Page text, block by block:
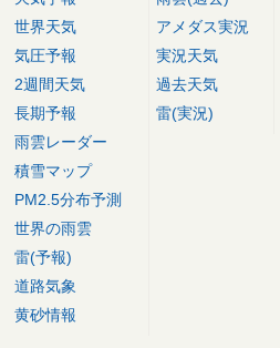
世界天気
気圧予報
2週間天気
長期予報
雨雲レーダー
積雪マップ
PM2.5分布予測
世界の雨雲
雷(予報)
道路気象
黄砂情報
アメダス実況
実況天気
過去天気
雷(実況)